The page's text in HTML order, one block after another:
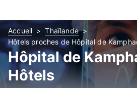
Accueil
Thaïlande
Hôtels proches de Hôpital de
Hôpital de
Hôtels